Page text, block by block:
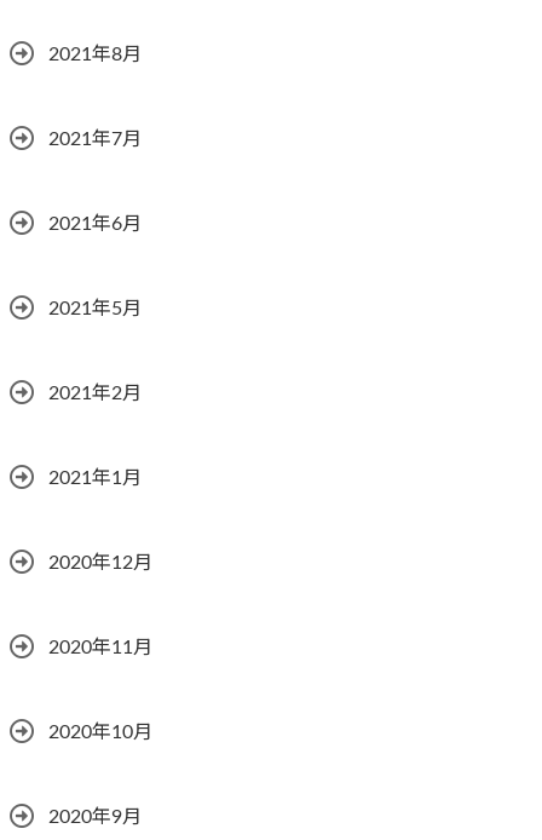
2021年8月
2021年7月
2021年6月
2021年5月
2021年2月
2021年1月
2020年12月
2020年11月
2020年10月
2020年9月